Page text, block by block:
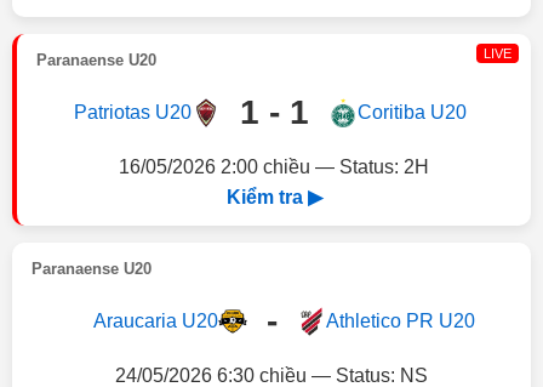
Paranaense U20 LIVE
Patriotas U20 1 - 1 Coritiba U20
16/05/2026 2:00 chiều — Status: 2H
Kiểm tra ▶
Paranaense U20
Araucaria U20 - Athletico PR U20
24/05/2026 6:30 chiều — Status: NS